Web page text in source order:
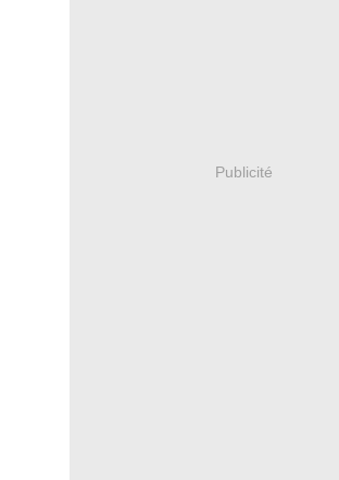
Publicité